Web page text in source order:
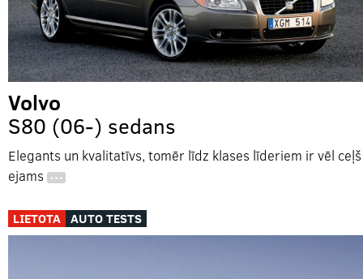
Volvo
S80 (06-) sedans
Elegants un kvalitatīvs, tomēr līdz klases līderiem ir vēl ceļš
ejams …
LIETOTA AUTO TESTS